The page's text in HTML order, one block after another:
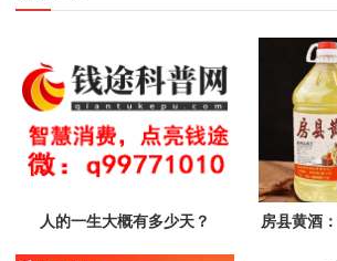
人的一生大概有多少天？ 房县黄酒